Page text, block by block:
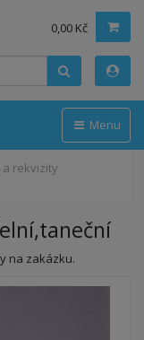
0,00 Kč
Menu
a rekvizity
na zakázku.